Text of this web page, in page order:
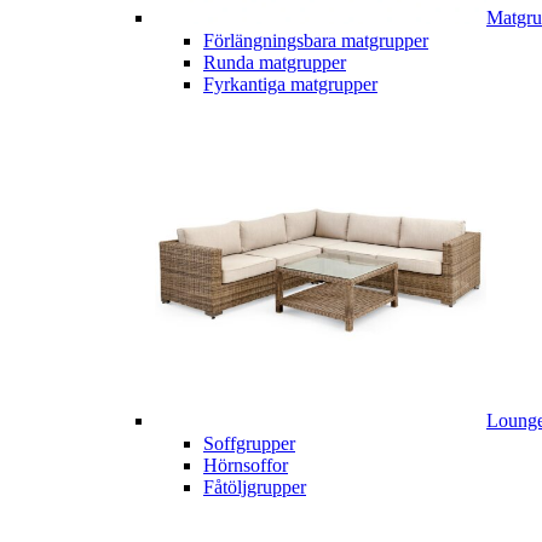
Förlängningsbara matgrupper
Runda matgrupper
Fyrkantiga matgrupper
Soffgrupper
Hörnsoffor
Fåtöljgrupper